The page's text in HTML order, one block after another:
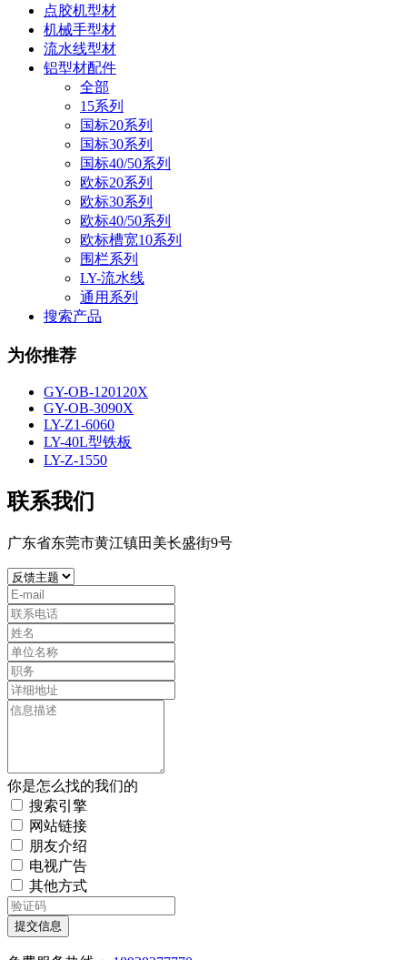
点胶机型材
机械手型材
流水线型材
铝型材配件
全部
15系列
国标20系列
国标30系列
国标40/50系列
欧标20系列
欧标30系列
欧标40/50系列
欧标槽宽10系列
围栏系列
LY-流水线
通用系列
搜索产品
为你推荐
GY-OB-120120X
GY-OB-3090X
LY-Z1-6060
LY-40L型铁板
LY-Z-1550
联系我们
广东省东莞市黄江镇田美长盛街9号
你是怎么找的我们的
搜索引擎
网站链接
朋友介绍
电视广告
其他方式
提交信息